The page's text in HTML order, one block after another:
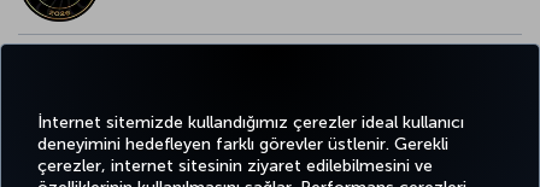
İnternet sitemizde kullandığımız çerezler ideal kullanıcı
deneyimini hedefleyen farklı görevler üstlenir. Gerekli
çerezler, internet sitesinin ziyaret edilebilmesini ve